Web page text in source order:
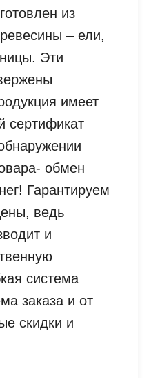
из
– ели,
Эти
имеет
сертификат
обмен
Гарантируем
ведь
и
система
заказа и от
скидки и